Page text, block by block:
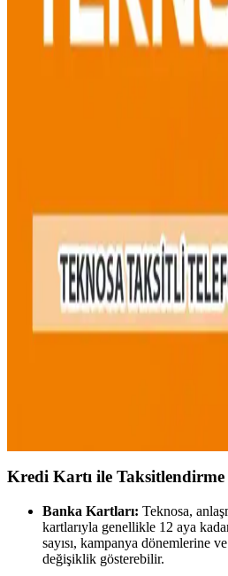
Teknosa, çeşitli tablet modelleriyle
çözümler sunar. Farklı özellikler ve
tabletleri keşfetmek için mağaza veya
Teknosa'da Telefon Taksit
Teknosa Cep Telefonu ve
Kampanyaları Güncel
Teknosa'nın düzenlediği kampanyalar
telefonları, tabletler ve dizüstü
ulaşmak mümkün. Kampanyalar
ve taksit seçenekleri sunuyor.
Kredi Kartı ile Taksitlendirme
Banka Kartları: Teknosa,
kartlarıyla genellikle 12 aya
sayısı, kampanya dönemlerine
değişiklik gösterebilir.